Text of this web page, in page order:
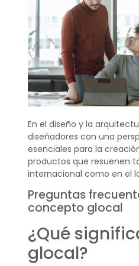
En el diseño y la
diseñadores con una
esenciales para la
productos que resuenen
internacional como en el
Preguntas
concepto glocal
¿Qué
glocal?